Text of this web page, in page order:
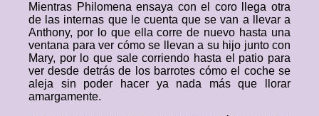
Mientras Philomena ensaya con el coro llega otra
de las internas que le cuenta que se van a llevar a
Anthony, por lo que ella corre de nuevo hasta una
ventana para ver cómo se llevan a su hijo junto con
Mary, por lo que sale corriendo hasta el patio para
ver desde detrás de los barrotes cómo el coche se
aleja sin poder hacer ya nada más que llorar
amargamente.